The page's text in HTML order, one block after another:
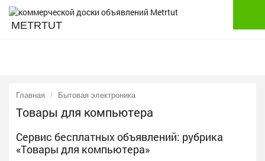
METRTUT
Главная Бытовая электроника
Товары для компьютера
Сервис бесплатных объявлений: рубрика
«Товары для компьютера»